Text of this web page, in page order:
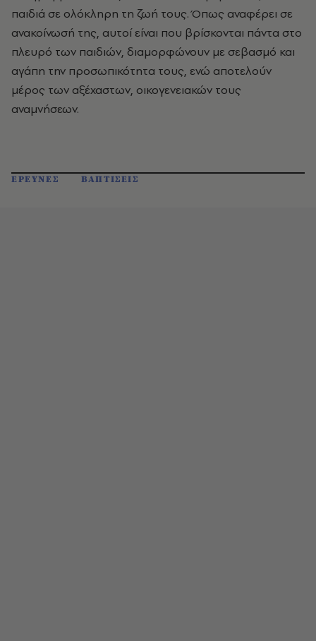
παιδιά σε ολόκληρη τη ζωή τους. Όπως αναφέρει σε
ανακοίνωσή της, αυτοί είναι που βρίσκονται πάντα στο
πλευρό των παιδιών, διαμορφώνουν με σεβασμό και
αγάπη την προσωπικότητα τους, ενώ αποτελούν
μέρος των αξέχαστων, οικογενειακών τους
αναμνήσεων.
ΕΡΕΥΝΕΣ ΒΑΠΤΙΣΕΙΣ